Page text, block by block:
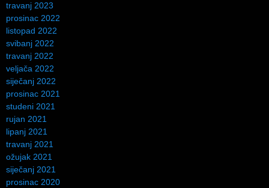
travanj 2023
prosinac 2022
listopad 2022
svibanj 2022
travanj 2022
veljača 2022
siječanj 2022
prosinac 2021
studeni 2021
rujan 2021
lipanj 2021
travanj 2021
ožujak 2021
siječanj 2021
prosinac 2020